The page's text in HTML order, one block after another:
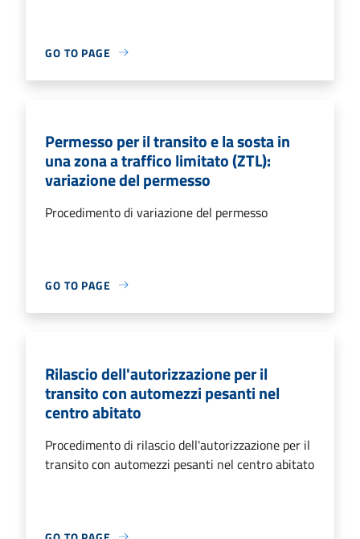
GO TO PAGE
Permesso per il transito e la sosta in
una zona a traffico limitato (ZTL):
variazione del permesso
Procedimento di variazione del permesso
GO TO PAGE
Rilascio dell'autorizzazione per il
transito con automezzi pesanti nel
centro abitato
Procedimento di rilascio dell'autorizzazione per il
transito con automezzi pesanti nel centro abitato